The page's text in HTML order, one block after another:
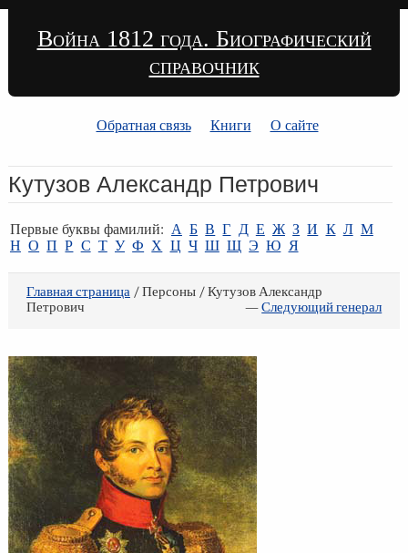
Война 1812 года. Биографический
справочник
Обратная связь Книги О сайте
Кутузов Александр Петрович
Первые буквы фамилий: А Б В Г Д Е Ж З И К Л М
Н О П Р С Т У Ф Х Ц Ч Ш Щ Э Ю Я
Главная страница/ Персоны / Кутузов Александр
Петрович
—Следующий генерал